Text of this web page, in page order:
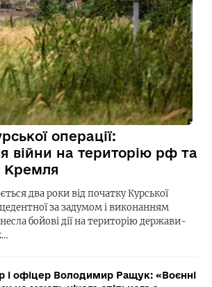
операції:
війни на територію рф та
Кремля
два роки від початку Курської
за задумом і виконанням
бойові дії на територію держави-
і офіцер Володимир Ращук: «Воєнні